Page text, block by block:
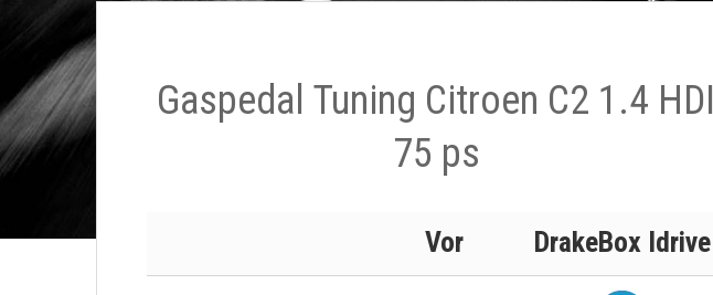
Gaspedal Tuning Citroen C2 1.4 HDI
75 ps
Vor DrakeBox Idrive